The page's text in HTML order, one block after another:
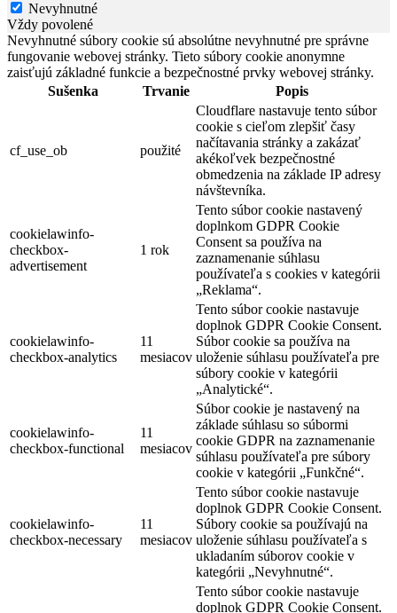
Nevyhnutné
Vždy povolené
Nevyhnutné súbory cookie sú absolútne nevyhnutné pre správne
fungovanie webovej stránky. Tieto súbory cookie anonymne
zaisťujú základné funkcie a bezpečnostné prvky webovej stránky.
Sušenka
Trvanie Popis
cf_use_ob použité
Cloudflare nastavuje tento súbor
cookie s cieľom zlepšiť časy
načítavania stránky a zakázať
akékoľvek bezpečnostné
obmedzenia na základe IP adresy
návštevníka.
cookielawinfo-
checkbox-
advertisement
1 rok
Tento súbor cookie nastavený
doplnkom GDPR Cookie
Consent sa používa na
zaznamenanie súhlasu
používateľa s cookies v kategórii
„Reklama“.
cookielawinfo-
checkbox-analytics
11
mesiacov
Tento súbor cookie nastavuje
doplnok GDPR Cookie Consent.
Súbor cookie sa používa na
uloženie súhlasu používateľa pre
súbory cookie v kategórii
„Analytické“.
cookielawinfo-
checkbox-functional
11
mesiacov
Súbor cookie je nastavený na
základe súhlasu so súbormi
cookie GDPR na zaznamenanie
súhlasu používateľa pre súbory
cookie v kategórii „Funkčné“.
cookielawinfo-
checkbox-necessary
11
mesiacov
Tento súbor cookie nastavuje
doplnok GDPR Cookie Consent.
Súbory cookie sa používajú na
uloženie súhlasu používateľa s
ukladaním súborov cookie v
kategórii „Nevyhnutné“.
Tento súbor cookie nastavuje
doplnok GDPR Cookie Consent.